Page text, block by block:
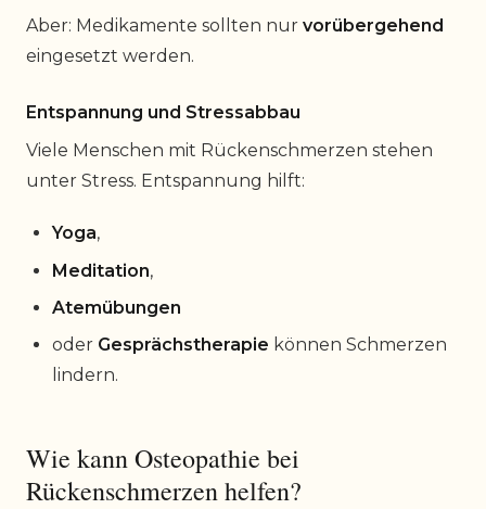
Aber: Medikamente sollten nur vorübergehend
eingesetzt werden.
Entspannung und Stressabbau
Viele Menschen mit Rückenschmerzen stehen
unter Stress. Entspannung hilft:
Yoga,
Meditation,
Atemübungen
oder Gesprächstherapie können Schmerzen
lindern.
Wie kann Osteopathie bei
Rückenschmerzen helfen?